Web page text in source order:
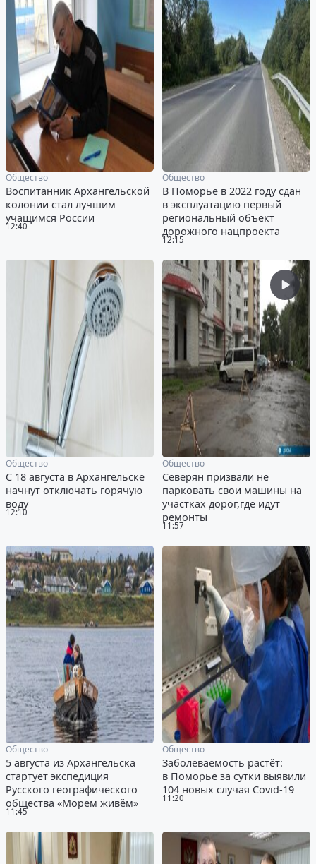
12:40
Общество
Воспитанник Архангельской
колонии стал лучшим
учащимся России
12:15
Общество
В Поморье в 2022 году сдан
в эксплуатацию первый
региональный объект
дорожного нацпроекта
12:10
Общество
С 18 августа в Архангельске
начнут отключать горячую
воду
11:57
Общество
Северян призвали не
парковать свои машины на
участках дорог,где идут
ремонты
11:45
Общество
5 августа из Архангельска
стартует экспедиция
Русского географического
общества «Морем живём»
11:20
Общество
Заболеваемость растёт:
в Поморье за сутки выявили
104 новых случая Covid-19